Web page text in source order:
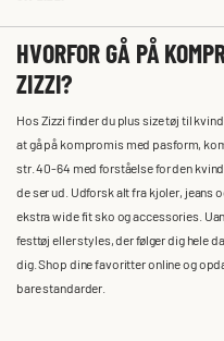
HVORFOR GÅ PÅ
ZIZZI?
Hos Zizzi finder du plus size tøj til
at gå på kompromis med pasform,
str. 40-64 med forståelse for den
de ser ud. Udforsk alt fra kjoler, jeans
ekstra wide fit sko og accessories.
festtøj eller styles, der følger dig hele
dig. Shop dine favoritter online og
bare standarder.